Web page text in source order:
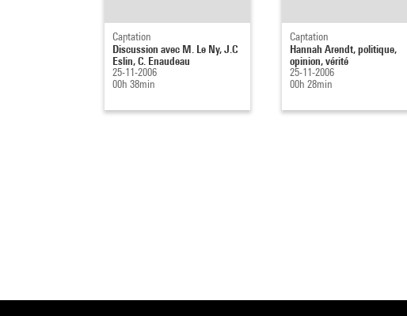
Captation
Discussion avec M. Le Ny, J.C
Eslin, C. Enaudeau
25-11-2006
00h 38min
Captation
Hannah Arendt, politique,
opinion, vérité
25-11-2006
00h 28min